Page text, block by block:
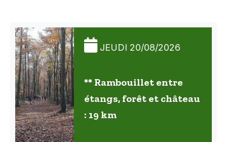
JEUDI 20/08/2026
** Rambouillet entre
étangs, forêt et château
: 19 km